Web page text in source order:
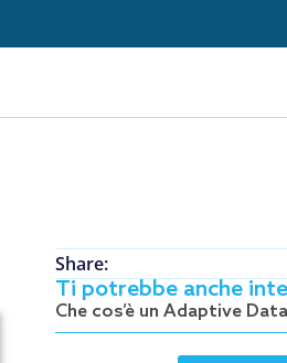
Share:
Ti potrebbe anche
Che cos’è un Adaptive